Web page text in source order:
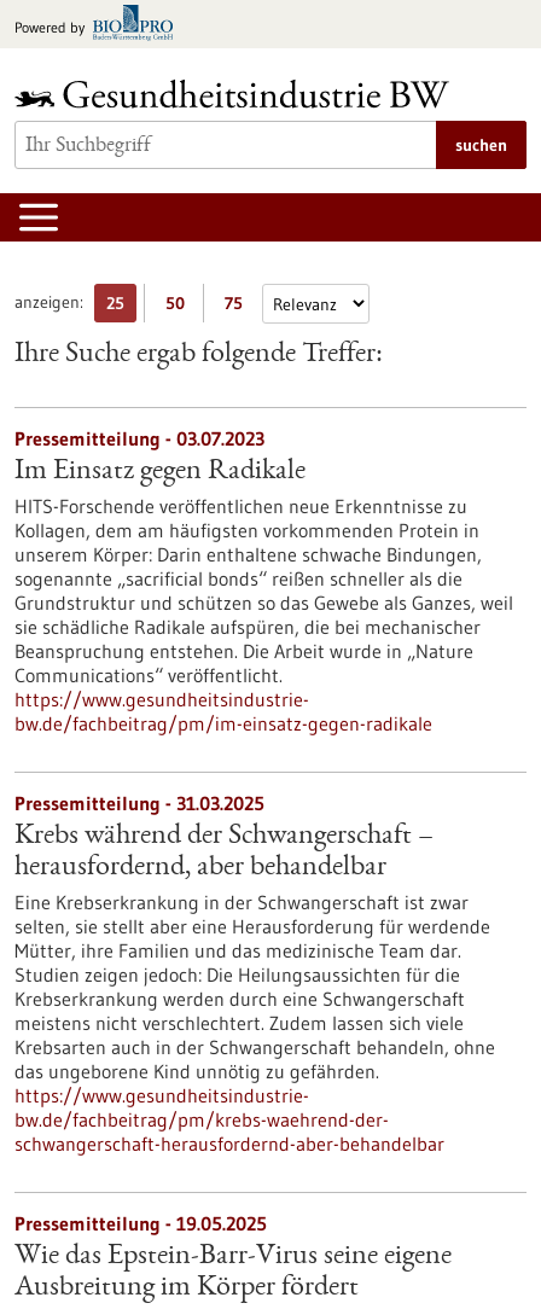
Inhalt
Powered by
suchen
anzeigen: 25 50 75
Ihre Suche ergab folgende Treffer:
Pressemitteilung - 03.07.2023
Im Einsatz gegen Radikale
HITS-Forschende veröffentlichen neue Erkenntnisse zu
Kollagen, dem am häufigsten vorkommenden Protein in
unserem Körper: Darin enthaltene schwache Bindungen,
sogenannte „sacrificial bonds“ reißen schneller als die
Grundstruktur und schützen so das Gewebe als Ganzes, weil
sie schädliche Radikale aufspüren, die bei mechanischer
Beanspruchung entstehen. Die Arbeit wurde in „Nature
Communications“ veröffentlicht.
https://www.gesundheitsindustrie-
bw.de/fachbeitrag/pm/im-einsatz-gegen-radikale
Pressemitteilung - 31.03.2025
Krebs während der Schwangerschaft –
herausfordernd, aber behandelbar
Eine Krebserkrankung in der Schwangerschaft ist zwar
selten, sie stellt aber eine Herausforderung für werdende
Mütter, ihre Familien und das medizinische Team dar.
Studien zeigen jedoch: Die Heilungsaussichten für die
Krebserkrankung werden durch eine Schwangerschaft
meistens nicht verschlechtert. Zudem lassen sich viele
Krebsarten auch in der Schwangerschaft behandeln, ohne
das ungeborene Kind unnötig zu gefährden.
https://www.gesundheitsindustrie-
bw.de/fachbeitrag/pm/krebs-waehrend-der-
schwangerschaft-herausfordernd-aber-behandelbar
Pressemitteilung - 19.05.2025
Wie das Epstein-Barr-Virus seine eigene
Ausbreitung im Körper fördert